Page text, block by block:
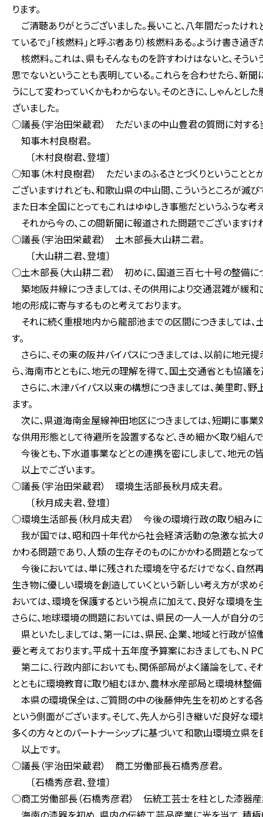
ります。
ご清聴ありがとうございました。長いこと、八年間だったけれ
ているで」「核燃料」と呼ぶ者あり）核燃料ある。ようけ書き過
核燃料。これは、県もそんなものを許すわけはないと、そう
思でないということも表明している。これらを合わせたら、新
うにして変わっていくかもわからない。そのときに、しゃんとし
ざいました。
○議長（宇治田栄蔵君） ただいまの中山豊君の質問に対する
知事木村良樹君。
〔木村良樹君、登壇〕
○知事（木村良樹君） ただいまのふるさとづくりということと
ございますけれども、和歌山県の中山間、こういうところが滅
また日本全国にとってもこれはゆゆしき事態だというふうな考
それから今の、この間新聞に報道された問題でございますけ
○議長（宇治田栄蔵君） 土木部長大山耕二君。
〔大山耕二君、登壇〕
○土木部長（大山耕二君） 初めに、国道三百七十号の整備につ
築地阪井線につきましては、その供用により交通混雑が緩
地の形成に寄与するものと考えております。
それに続く重根地内から龍部池までの区間につきましては
す。
さらに、その東の阪井バイパスにつきましては、以前に地元
ら、海南市とともに、地元の理解を得て、国土交通省とも協議
さらに、木津バイパス以東の構想につきましては、美里町、
ます。
次に、県道海南金屋線神田地区につきましては、短期に事
な供用形態として待避所を設置するなど、きめ細かく取り組んで
今後とも、下水道事業などとの連携を密にしまして、地元の
以上でございます。
○議長（宇治田栄蔵君） 環境生活部長秋月成夫君。
〔秋月成夫君、登壇〕
○環境生活部長（秋月成夫君） 今後の環境行政の取り組みに
我が国では、昭和四十年代から社会経済活動の急激な拡大
かわる問題であり、人類の生存そのものにかかわる問題となって
今後においては、単に残された環境を守るだけでなく、自然
生き物に優しい環境を創造していくという新しい考え方が求
おいては、環境を保護するという視点に加えて、良好な環境
さらに、地球環境の問題においては、県民の一人一人が自分の
県といたしましては、第一には、県民、企業、地域と行政が
要と考えております。平成十五年度予算案におきましても、Ｎ
第二に、行政内部においても、関係部局がよく議論をして、
とともに環境教育に取り組むほか、農林水産部局と環境林整
本県の環境保全は、ご質問の中の後藤伸先生を初めとする
という側面がございます。そして、先人から引き継いだ良好
多くの方々とのパートナーシップに基づいて和歌山環境立県
以上です。
○議長（宇治田栄蔵君） 商工労働部長石橋秀彦君。
〔石橋秀彦君、登壇〕
○商工労働部長（石橋秀彦君） 伝統工芸士を柱とした漆器産